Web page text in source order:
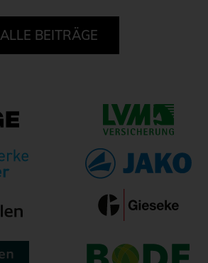
ALLE BEITRÄGE